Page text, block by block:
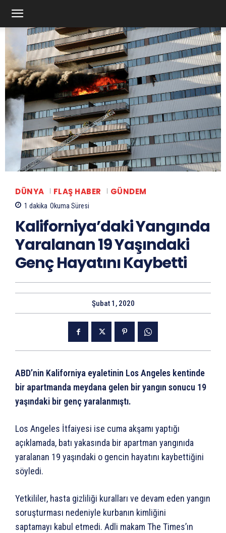
DÜNYA FLAŞ HABER GÜNDEM
1 dakika Okuma Süresi
Kaliforniya’daki Yangında
Yaralanan 19 Yaşındaki
Genç Hayatını Kaybetti
Şubat 1, 2020
ABD’nin Kaliforniya eyaletinin Los Angeles kentinde
bir apartmanda meydana gelen bir yangın sonucu 19
yaşındaki bir genç yaralanmıştı.
Los Angeles İtfaiyesi ise cuma akşamı yaptığı
açıklamada, batı yakasında bir apartman yangınıda
yaralanan 19 yaşındaki o gencin hayatını kaybettiğini
söyledi.
Yetkililer, hasta gizliliği kuralları ve devam eden yangın
soruşturması nedeniyle kurbanın kimliğini
saptamayı kabul etmedi. Adli makam The Times’ın